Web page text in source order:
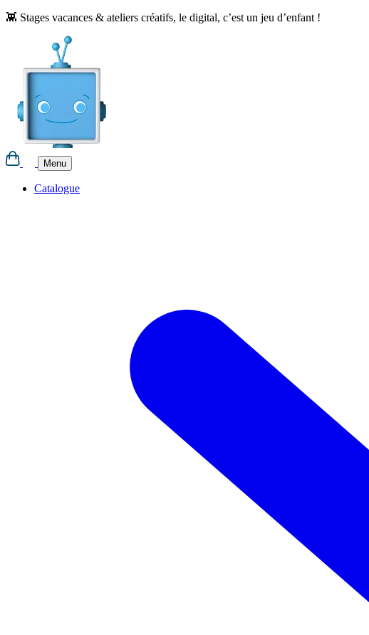
Aller
👾 Stages vacances & ateliers créatifs, le digital, c’est un jeu d’enfant !
Menu
Catalogue